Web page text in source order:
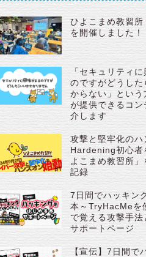
ひよこまめ教習
を開催しました！
「セキュリティ
のですがどうした
からない」という
が提供できるコン
介します
攻撃と堅牢化のハ
Hardening初心者
よこまめ教習所」
記録
7日間でハッキン
本～TryHacMeを
で覚える攻撃手法
サポートページ
【宣伝】7日間で